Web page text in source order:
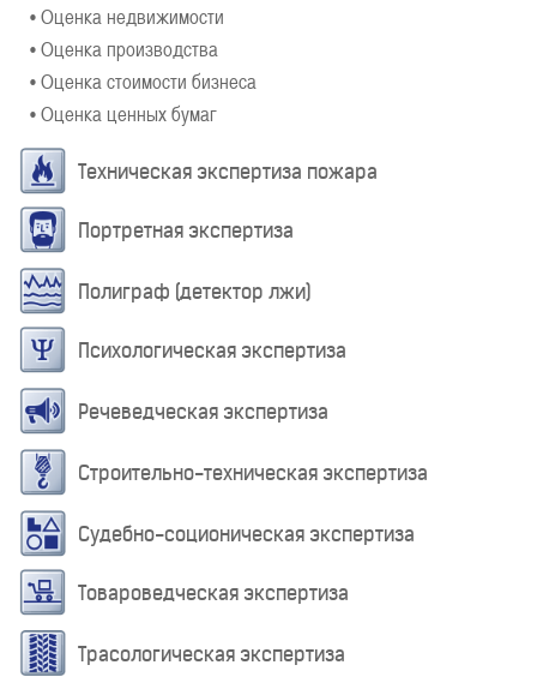
• Оценка недвижимости
• Оценка производства
• Оценка стоимости бизнеса
• Оценка ценных бумаг
Техническая экспертиза пожара
Портретная экспертиза
Полиграф (детектор лжи)
Психологическая экспертиза
Речеведческая экспертиза
Строительно-техническая экспертиза
Судебно-соционическая экспертиза
Товароведческая экспертиза
Трасологическая экспертиза